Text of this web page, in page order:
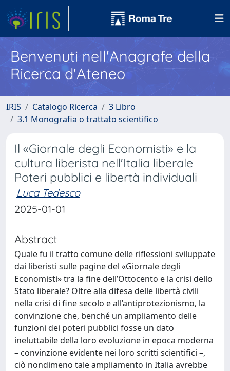
Benvenuti nell'Anagrafe della
Ricerca d'Ateneo
IRIS Catalogo Ricerca
3 Libro
3.1 Monografia o trattato scientifico
Il «Giornale degli Economisti» e la
cultura liberista nell'Italia liberale
Poteri pubblici e libertà individuali
Luca Tedesco
2025-01-01
Abstract
Quale fu il tratto comune delle riflessioni sviluppate
dai liberisti sulle pagine del «Giornale degli
Economisti» tra la fine dell’Ottocento e la crisi dello
Stato liberale? Oltre alla difesa delle libertà civili
nella crisi di fine secolo e all’antiprotezionismo, la
convinzione che, benché un ampliamento delle
funzioni dei poteri pubblici fosse un dato
ineluttabile della loro evoluzione in epoca moderna
– convinzione evidente nei loro scritti scientifici –,
ciò nondimeno tale ampliamento in Italia avrebbe